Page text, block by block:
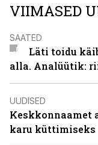
VIIMASED
SAATED
Läti toidu
alla. Analüütik:
UUDISED
Keskkonnaamet
karu küttimiseks